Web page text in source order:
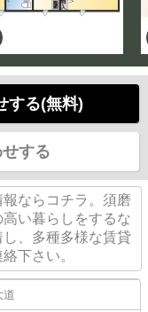
する(無料)
する
ならコチラ。須磨
い暮らしをするな
、多種多様な賃貸
下さい。
道